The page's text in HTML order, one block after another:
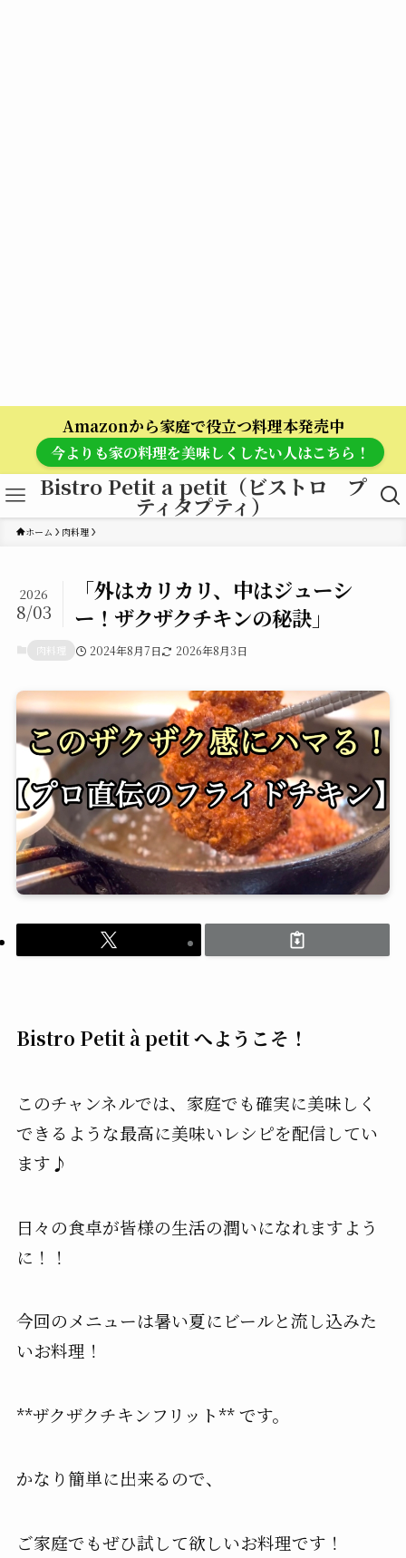
Amazonから家庭で役立つ料理本発売中
今よりも家の料理を美味しくしたい人はこちら！
Bistro Petit a petit（ビストロ プ
ティタプティ）
ホーム 肉料理
「外はカリカリ、中はジューシ
ー！ザクザクチキンの秘訣」
2026
8/03
肉料理 2024年8月7日 2026年8月3日
Bistro Petit à petit へようこそ！
このチャンネルでは、家庭でも確実に美味しく
できるような最高に美味いレシピを配信してい
ます♪
日々の食卓が皆様の生活の潤いになれますよう
に！！
今回のメニューは暑い夏にビールと流し込みた
いお料理！
**ザクザクチキンフリット** です。
かなり簡単に出来るので、
ご家庭でもぜひ試して欲しいお料理です！